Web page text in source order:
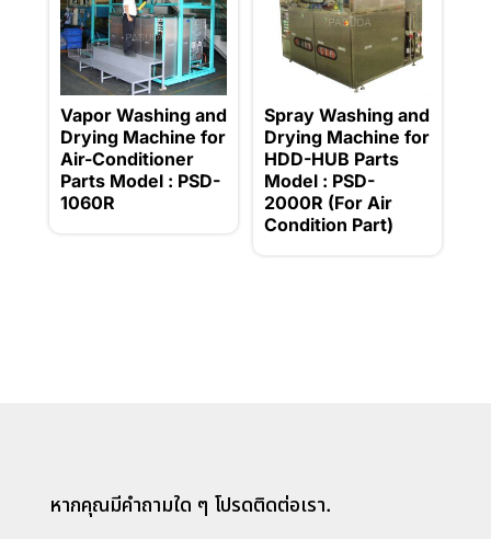
Vapor Washing and
Drying Machine for
Air-Conditioner
Parts Model : PSD-
1060R
Spray Washing and
Drying Machine for
HDD-HUB Parts
Model : PSD-
2000R (For Air
Condition Part)
หากคุณมีคำถามใด ๆ โปรดติดต่อเรา.